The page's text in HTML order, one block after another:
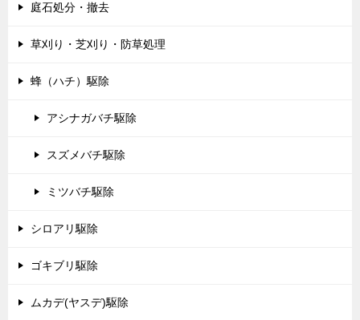
庭石処分・撤去
草刈り・芝刈り・防草処理
蜂（ハチ）駆除
アシナガバチ駆除
スズメバチ駆除
ミツバチ駆除
シロアリ駆除
ゴキブリ駆除
ムカデ(ヤスデ)駆除